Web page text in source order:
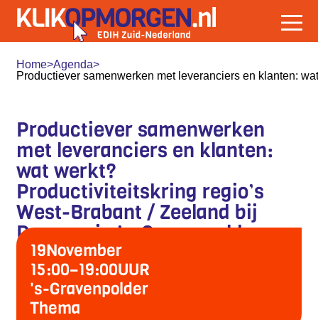
Home>Agenda>
Productiever samenwerken met leveranciers en klanten:
Productiever samenwerken
met leveranciers en klanten:
wat werkt?
Productiviteitskring regio’s
West-Brabant / Zeeland bij
Dumaco in ’s-Gravenpolder
19November
15:00–19:00UUR
's-Gravenpolder
Thema